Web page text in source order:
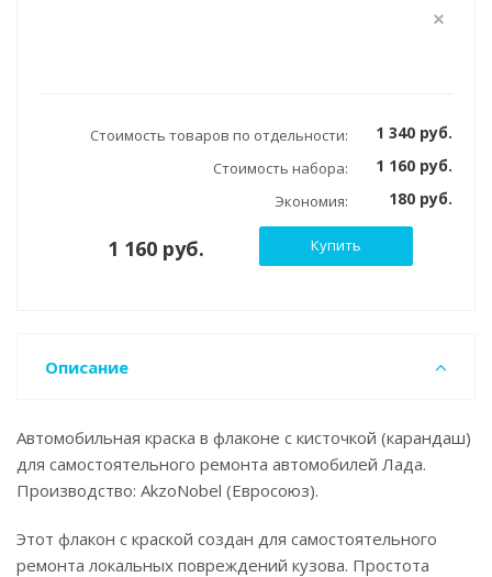
Стоимость товаров по отдельности: 1 340 руб.
Стоимость набора: 1 160 руб.
Экономия: 180 руб.
1 160 руб. Купить
Описание
Автомобильная краска в флаконе с кисточкой (карандаш)
для самостоятельного ремонта автомобилей Лада.
Производство: AkzoNobel (Евросоюз).
Этот флакон с краской создан для самостоятельного
ремонта локальных повреждений кузова. Простота